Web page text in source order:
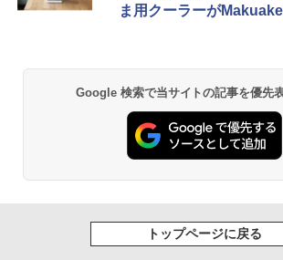
ま用クーラーが
Google 検索で当サイトの記事を優先
トップページに戻る